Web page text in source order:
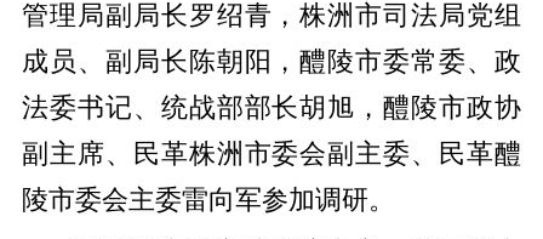
管理局副局长罗绍青，株洲市司法局党组
成员、副局长陈朝阳，醴陵市委常委、政
法委书记、统战部部长胡旭，醴陵市政协
副主席、民革株洲市委会副主委、民革醴
陵市委会主委雷向军参加调研。